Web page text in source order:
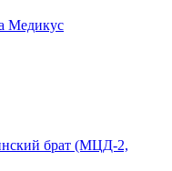
Медикус
брат (МЦД-2,